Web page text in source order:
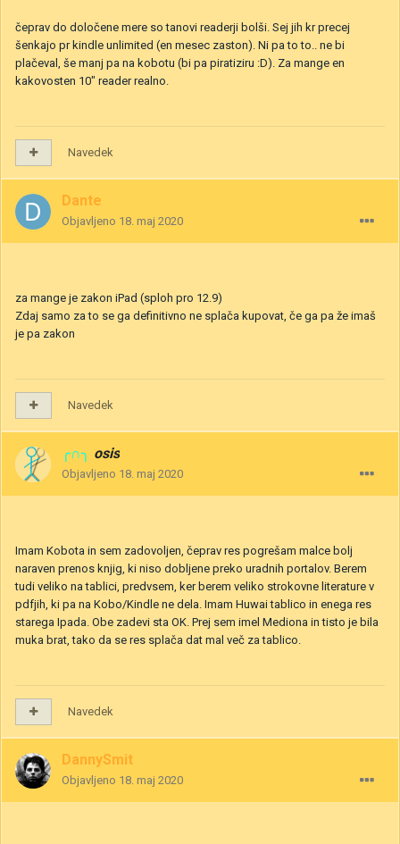
čeprav do določene mere so tanovi readerji bolši. Sej jih kr precej
šenkajo pr kindle unlimited (en mesec zaston). Ni pa to to.. ne bi
plačeval, še manj pa na kobotu (bi pa piratiziru :D). Za mange en
kakovosten 10" reader realno.
Navedek
Dante
Objavljeno 18. maj 2020
za mange je zakon iPad (sploh pro 12.9)
Zdaj samo za to se ga definitivno ne splača kupovat, če ga pa že imaš
je pa zakon
Navedek
╭∩╮ osis
Objavljeno 18. maj 2020
Imam Kobota in sem zadovoljen, čeprav res pogrešam malce bolj
naraven prenos knjig, ki niso dobljene preko uradnih portalov. Berem
tudi veliko na tablici, predvsem, ker berem veliko strokovne literature v
pdfjih, ki pa na Kobo/Kindle ne dela. Imam Huwai tablico in enega res
starega Ipada. Obe zadevi sta OK. Prej sem imel Mediona in tisto je bila
muka brat, tako da se res splača dat mal več za tablico.
Navedek
DannySmit
Objavljeno 18. maj 2020